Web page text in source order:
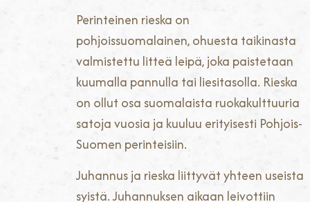
Perinteinen rieska on
pohjoissuomalainen, ohuesta taikinasta
valmistettu litteä leipä, joka paistetaan
kuumalla pannulla tai liesitasolla. Rieska
on ollut osa suomalaista ruokakulttuuria
satoja vuosia ja kuuluu erityisesti Pohjois-
Suomen perinteisiin.
Juhannus ja rieska liittyvät yhteen useista
syistä. Juhannuksen aikaan leivottiin